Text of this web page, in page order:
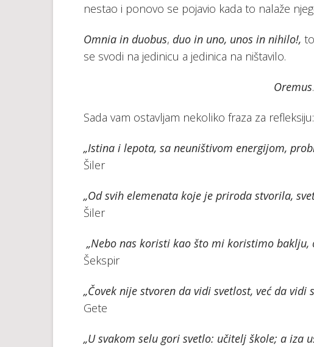
nestao i ponovo se pojavio kada to nalaže
Omnia in duobus, duo in uno, unos in nihilo!,
se svodi na jedinicu a jedinica na ništavilo.
Oremus.
Sada vam ostavljam nekoliko fraza za refleksiju:
„Istina i lepota, sa neuništivom energijom,
Šiler
„Od svih elemenata koje je priroda stvorila,
Šiler
„Nebo nas koristi kao što mi koristimo baklju,
Šekspir
„Čovek nije stvoren da vidi svetlost, već da vidi
Gete
„U svakom selu gori svetlo: učitelj škole; a iza